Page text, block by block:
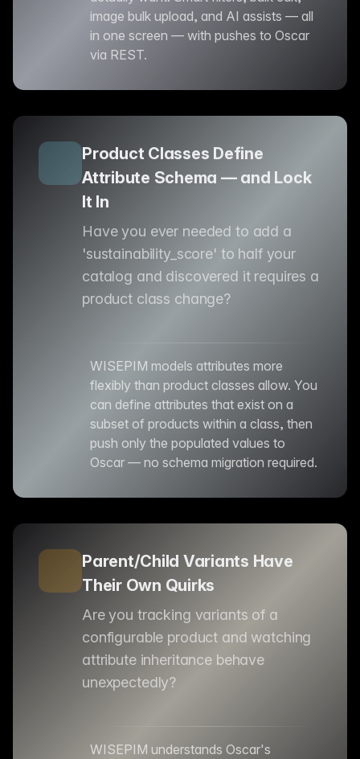
image bulk upload, and AI assists — all
in one screen — with pushes to Oscar
via REST.
Product Classes Define
Attribute Schema — and Lock
It In
Have you ever needed to add a
'sustainability_score' to half your
catalog and discovered it requires a
product class change?
WISEPIM models attributes more
flexibly than product classes allow. You
can define attributes that exist on a
subset of products within a class, then
push only the populated values to
Oscar — no schema migration required.
Parent/Child Variants Have
Their Own Quirks
Are you tracking variants of a
configurable product and watching
attribute inheritance behave
unexpectedly?
WISEPIM understands Oscar's